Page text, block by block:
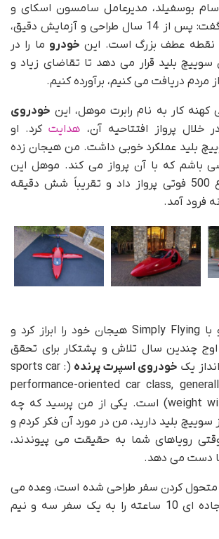
بوسفیلد، مدیرعامل سامسون اسکای و
طراح سوییچ بلید، گفت: پس از 14 سال طراحی و آزمایش دقیق،
نقطه عطف بزرگ است. این خودرو ما را در
سوییچ بلید قرار می دهد تا تقاضای زیاد و
مردم دریافت می کنیم، برآورده کنیم.
کار به نام رابرت موهل، این خودروی
خلال پرواز افتتاحیه آن، هدایتکرد. او
بلید عملکرد خوبی داشت. من هیجان زده
باشم که با آن پرواز می کند. موهل این
را در ارتفاع 500 فوتی پرواز داد و تقریباً شش دقیقه
فرود آمد.
بوسفیلد در گفتگو با Simply Flying هیجان خود را ابراز کرد و
چندین سال تلاش و پشتکار برای تحقق
یک خودروی اسپرت پرنده
(sports car :
performance-oriented car class,
weight with good handling) است. یکی از من پرسید که چه
بلید دارید، من در مورد آن فکر کردم و
رویاهای شما به حقیقت می پیوندند،
دست می دهد.
متحول کردن سفر طراحی شده است، وعده می
دهد که سفرهای جاده ای 10 ساعته را به یک سفر سه و نیم